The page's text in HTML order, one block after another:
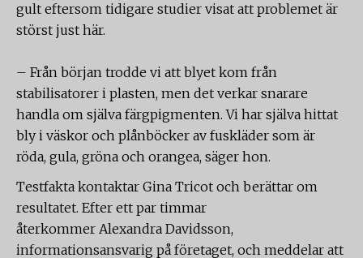
gult eftersom tidigare studier visat att problemet är
störst just här.
– Från början trodde vi att blyet kom från
stabilisatorer i plasten, men det verkar snarare
handla om själva färgpigmenten. Vi har själva hittat
bly i väskor och plånböcker av fuskläder som är
röda, gula, gröna och orangea, säger hon.
Testfakta kontaktar Gina Tricot och berättar om
resultatet. Efter ett par timmar
återkommer Alexandra Davidsson,
informationsansvarig på företaget, och meddelar att